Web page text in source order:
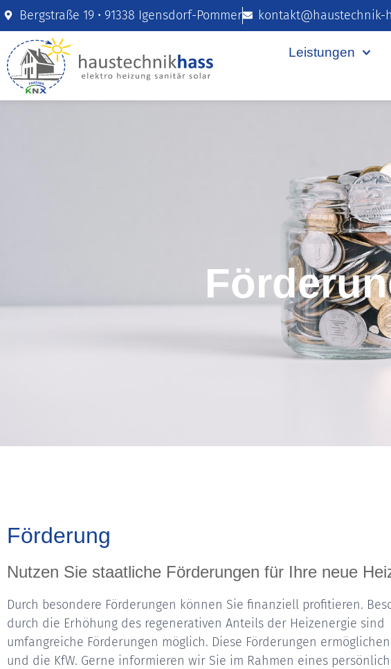
Bergstraße 19 • 91338 Igensdorf-Pommer kontakt@haustechnik-
Leistungen
Förderung
Nutzen Sie staatliche Förderungen für Ihre neue
Durch besondere Förderungen können Sie finanziell profitieren.
durch die Erhöhung des regenerativen Anteils der Heizenergie sind
umfangreiche Förderungen möglich. Diese Förderungen ermöglichen
und die KfW. Gerne informieren wir Sie im Rahmen eines